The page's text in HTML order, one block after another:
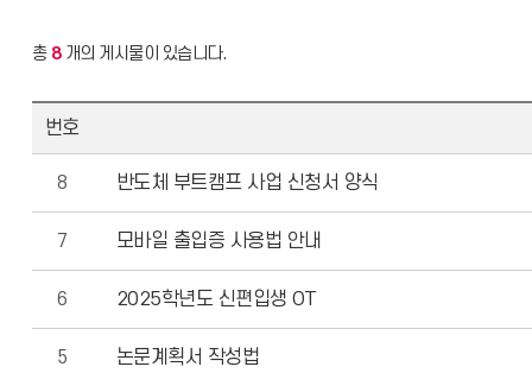
총 8개의 게시물이 있습니다.
번호
8 반도체 부트캠프 사업 신청서 양식
7 모바일 출입증 사용법 안내
6 2025학년도 신편입생 OT
5 논문계획서 작성법